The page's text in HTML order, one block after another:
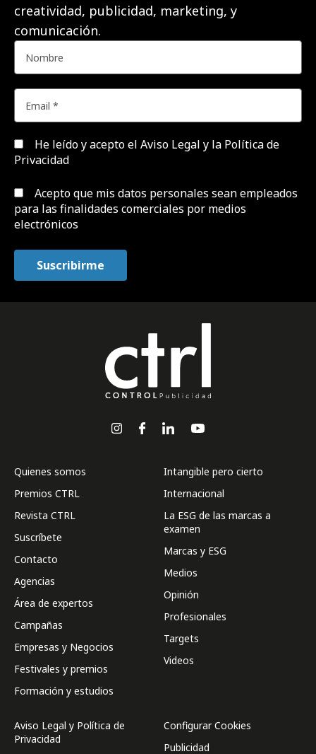
creatividad, publicidad, marketing, y
comunicación.
He leído y acepto el Aviso Legal y la Política de
Privacidad
Acepto que mis datos personales sean empleados
para las finalidades comerciales por medios
electrónicos
Quienes somos
Premios CTRL
Revista CTRL
Suscríbete
Contacto
Agencias
Área de expertos
Campañas
Empresas y Negocios
Festivales y premios
Formación y estudios
Intangible pero cierto
Internacional
La ESG de las marcas a
examen
Marcas y ESG
Medios
Opinión
Profesionales
Targets
Videos
Aviso Legal y Política de
Privacidad
Configurar Cookies
Publicidad